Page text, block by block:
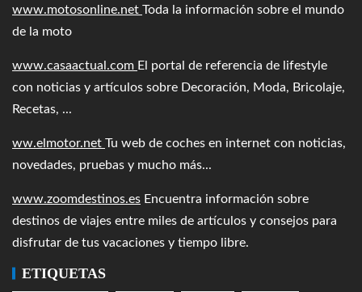
www.motosonline.net Toda la información sobre el mundo
de la moto
www.casaactual.com El portal de referencia de lifestyle
con noticias y artículos sobre Decoración, Moda, Bricolaje,
Recetas, ...
ww.elmotor.net Tu web de coches en internet con noticias,
novedades, pruebas y mucho más...
www.zoomdestinos.es Encuentra información sobre
destinos de viajes entre miles de artículos y consejos para
disfrutar de tus vacaciones y tiempo libre.
ETIQUETAS